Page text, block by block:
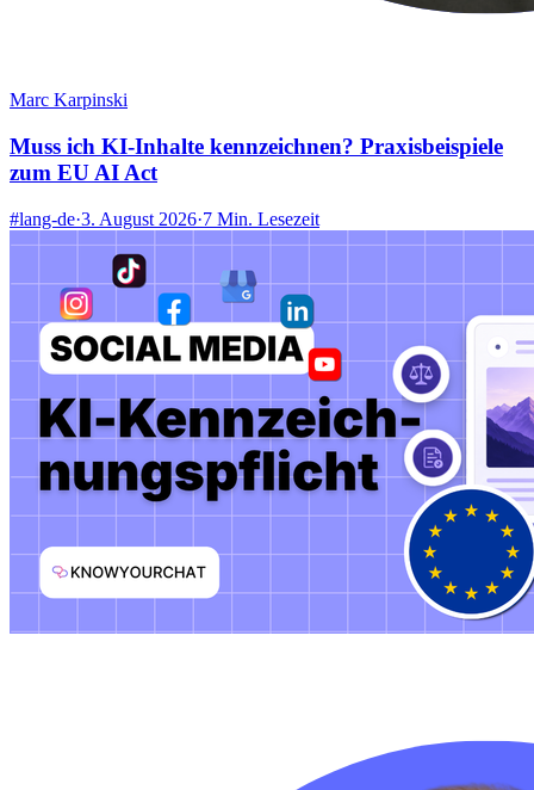
Marc Karpinski
Muss ich KI-Inhalte kennzeichnen? Praxisbeispiele
zum EU AI Act
#lang-de·3. August 2026·7 Min. Lesezeit